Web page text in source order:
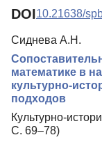
DOI10.21638/
Сиднева А.Н.
математике в
культурно-
подходов
Культурно-
С. 69–78)